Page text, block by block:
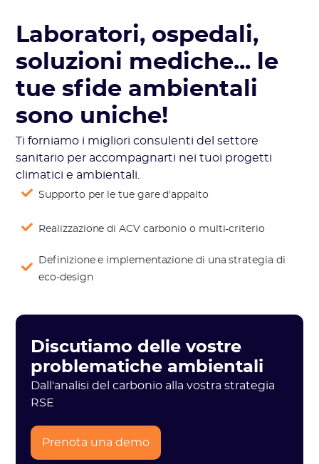
Laboratori, ospedali,
soluzioni mediche... le
tue sfide ambientali
sono uniche!
Ti forniamo i migliori consulenti del settore
sanitario per accompagnarti nei tuoi progetti
climatici e ambientali.
Supporto per le tue gare d'appalto
Realizzazione di ACV carbonio o multi-criterio
Definizione e implementazione di una strategia di
eco-design
Discutiamo delle vostre
problematiche ambientali
Dall'analisi del carbonio alla vostra strategia
RSE
Prenota una demo